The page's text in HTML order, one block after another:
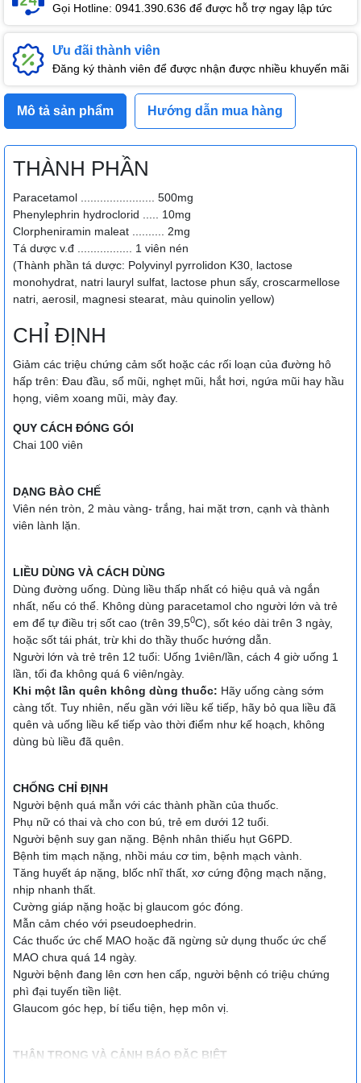
Gọi Hotline: 0941.390.636 để được hỗ trợ ngay lập tức
Ưu đãi thành viên
Đăng ký thành viên để được nhận được nhiều khuyến mãi
Mô tả sản phẩm Hướng dẫn mua hàng
THÀNH PHẦN
Paracetamol ....................... 500mg
Phenylephrin hydroclorid ..... 10mg
Clorpheniramin maleat .......... 2mg
Tá dược v.đ ................. 1 viên nén
(Thành phần tá dược: Polyvinyl pyrrolidon K30, lactose
monohydrat, natri lauryl sulfat, lactose phun sấy, croscarmellose
natri, aerosil, magnesi stearat, màu quinolin yellow)
CHỈ ĐỊNH
Giảm các triệu chứng cảm sốt hoặc các rối loạn của đường hô
hấp trên: Đau đầu, sổ mũi, nghẹt mũi, hắt hơi, ngứa mũi hay hầu
họng, viêm xoang mũi, mày đay.
QUY CÁCH ĐÓNG GÓI
Chai 100 viên
DẠNG BÀO CHẾ
Viên nén tròn, 2 màu vàng- trắng, hai mặt trơn, cạnh và thành
viên lành lặn.
LIỀU DÙNG VÀ CÁCH DÙNG
Dùng đường uống. Dùng liều thấp nhất có hiệu quả và ngắn
nhất, nếu có thể. Không dùng paracetamol cho người lớn và trẻ
em để tự điều trị sốt cao (trên 39,50C), sốt kéo dài trên 3 ngày,
hoặc sốt tái phát, trừ khi do thầy thuốc hướng dẫn.
Người lớn và trẻ trên 12 tuổi: Uống 1viên/lần, cách 4 giờ uống 1
lần, tối đa không quá 6 viên/ngày.
Khi một lần quên không dùng thuốc: Hãy uống càng sớm
càng tốt. Tuy nhiên, nếu gần với liều kế tiếp, hãy bỏ qua liều đã
quên và uống liều kế tiếp vào thời điểm như kế hoạch, không
dùng bù liều đã quên.
CHỐNG CHỈ ĐỊNH
Người bệnh quá mẫn với các thành phần của thuốc.
Phụ nữ có thai và cho con bú, trẻ em dưới 12 tuổi.
Người bệnh suy gan nặng. Bệnh nhân thiếu hụt G6PD.
Bệnh tim mạch nặng, nhồi máu cơ tim, bệnh mạch vành.
Tăng huyết áp nặng, blốc nhĩ thất, xơ cứng động mạch nặng,
nhịp nhanh thất.
Cường giáp nặng hoặc bị glaucom góc đóng.
Mẫn cảm chéo với pseudoephedrin.
Các thuốc ức chế MAO hoặc đã ngừng sử dụng thuốc ức chế
MAO chưa quá 14 ngày.
Người bệnh đang lên cơn hen cấp, người bệnh có triệu chứng
phì đại tuyến tiền liệt.
Glaucom góc hẹp, bí tiểu tiện, hẹp môn vị.
THẬN TRỌNG VÀ CẢNH BÁO ĐẶC BIỆT